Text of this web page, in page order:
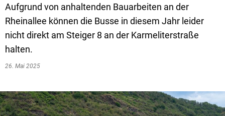
Livestream Sitzungen auf Youtube
Wahlergebnisse
Baugrundstücke
Straßenausbaupläne
Wiederkehrende Straßenausbaubeiträge
Gewerberegisterauskunft
Schutzhütten
Anlegezeiten
Aufgrund von anhaltenden Bauarbeiten an der
Rheinallee können die Busse in diesem Jahr leider
nicht direkt am Steiger 8 an der Karmeliterstraße
halten.
26. Mai 2025